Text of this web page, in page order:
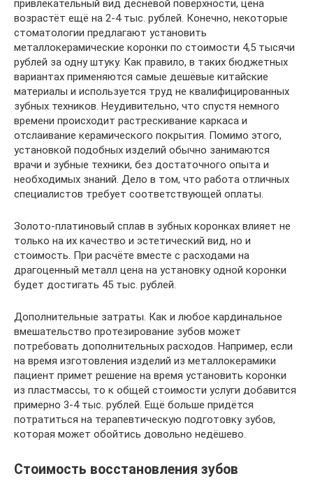
привлекательный вид десневой поверхности, цена
возрастёт ещё на 2-4 тыс. рублей. Конечно, некоторые
стоматологии предлагают установить
металлокерамические коронки по стоимости 4,5 тысячи
рублей за одну штуку. Как правило, в таких бюджетных
вариантах применяются самые дешёвые китайские
материалы и используется труд не квалифицированных
зубных техников. Неудивительно, что спустя немного
времени происходит растрескивание каркаса и
отслаивание керамического покрытия. Помимо этого,
установкой подобных изделий обычно занимаются
врачи и зубные техники, без достаточного опыта и
необходимых знаний. Дело в том, что работа отличных
специалистов требует соответствующей оплаты.
Золото-платиновый сплав в зубных коронках влияет не
только на их качество и эстетический вид, но и
стоимость. При расчёте вместе с расходами на
драгоценный металл цена на установку одной коронки
будет достигать 45 тыс. рублей.
Дополнительные затраты. Как и любое кардинальное
вмешательство протезирование зубов может
потребовать дополнительных расходов. Например, если
на время изготовления изделий из металлокерамики
пациент примет решение на время установить коронки
из пластмассы, то к общей стоимости услуги добавится
примерно 3-4 тыс. рублей. Ещё больше придётся
потратиться на терапевтическую подготовку зубов,
которая может обойтись довольно недёшево.
Стоимость восстановления зубов